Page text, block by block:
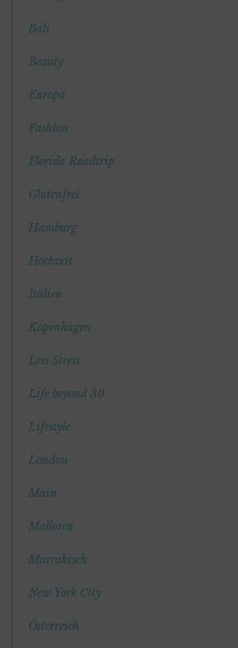
Bali
Beauty
Europa
Fashion
Florida Roadtrip
Glutenfrei
Hamburg
Hochzeit
Italien
Kopenhagen
Less Stress
Life beyond 30
Lifestyle
London
Main
Mallorca
Marrakesch
New York City
Österreich